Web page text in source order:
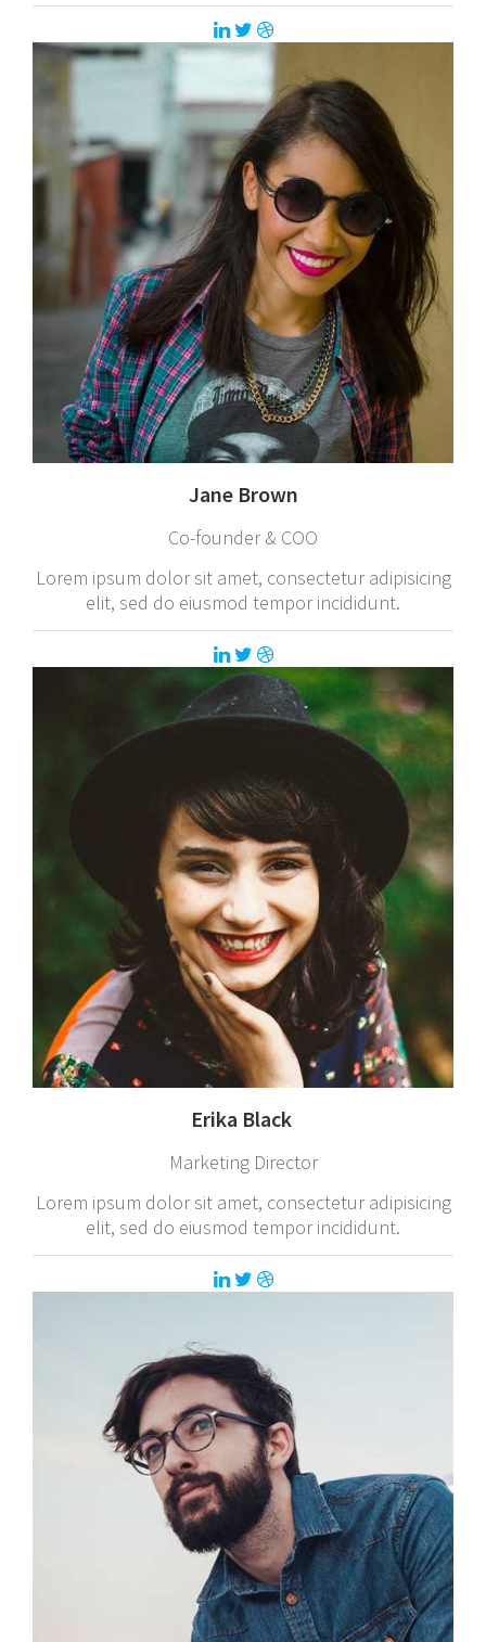
Jane Brown
Co-founder & COO
Lorem ipsum dolor sit amet, consectetur adipisicing
elit, sed do eiusmod tempor incididunt.
Erika Black
Marketing Director
Lorem ipsum dolor sit amet, consectetur adipisicing
elit, sed do eiusmod tempor incididunt.